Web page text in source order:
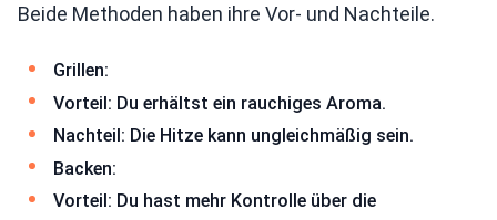
Beide Methoden haben ihre Vor- und Nachteile.
Grillen:
Vorteil: Du erhältst ein rauchiges Aroma.
Nachteil: Die Hitze kann ungleichmäßig sein.
Backen:
Vorteil: Du hast mehr Kontrolle über die